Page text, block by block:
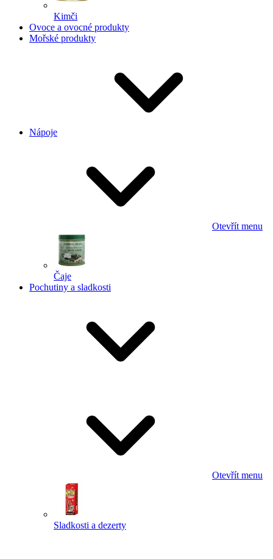
Kimči
Ovoce a ovocné produkty
Mořské produkty
Nápoje
Otevřít menu
Čaje
Pochutiny a sladkosti
Otevřít menu
Sladkosti a dezerty